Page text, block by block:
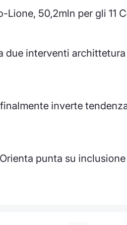
Lione, 50,2mln per gli 11
due interventi
inverte
punta su